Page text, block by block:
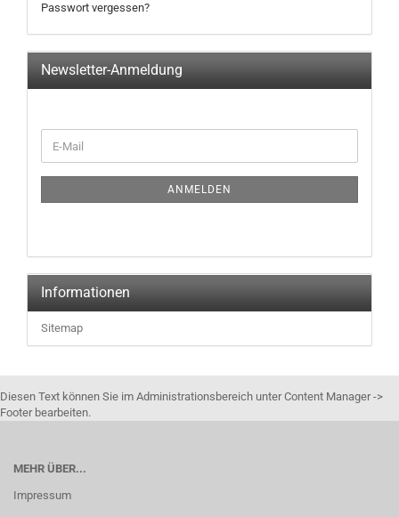
Passwort vergessen?
Newsletter-Anmeldung
ANMELDEN
Informationen
Sitemap
Diesen Text können Sie im Administrationsbereich unter Content Manager ->
Footer bearbeiten.
MEHR ÜBER...
Impressum